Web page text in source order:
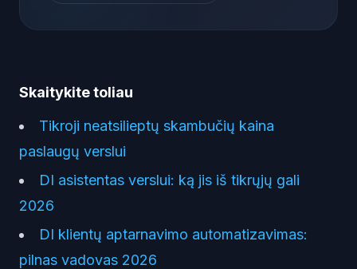
Skaitykite toliau
Tikroji neatsilieptų skambučių kaina
paslaugų verslui
DI asistentas verslui: ką jis iš tikrųjų gali
2026
DI klientų aptarnavimo automatizavimas:
pilnas vadovas 2026